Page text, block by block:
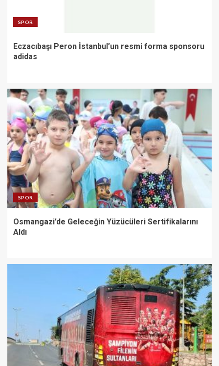
SPOR
Eczacıbaşı Peron İstanbul’un resmi forma sponsoru
adidas
SPOR
Osmangazi’de Geleceğin Yüzücüleri Sertifikalarını
Aldı